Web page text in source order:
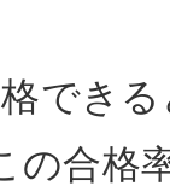
でき
の合格